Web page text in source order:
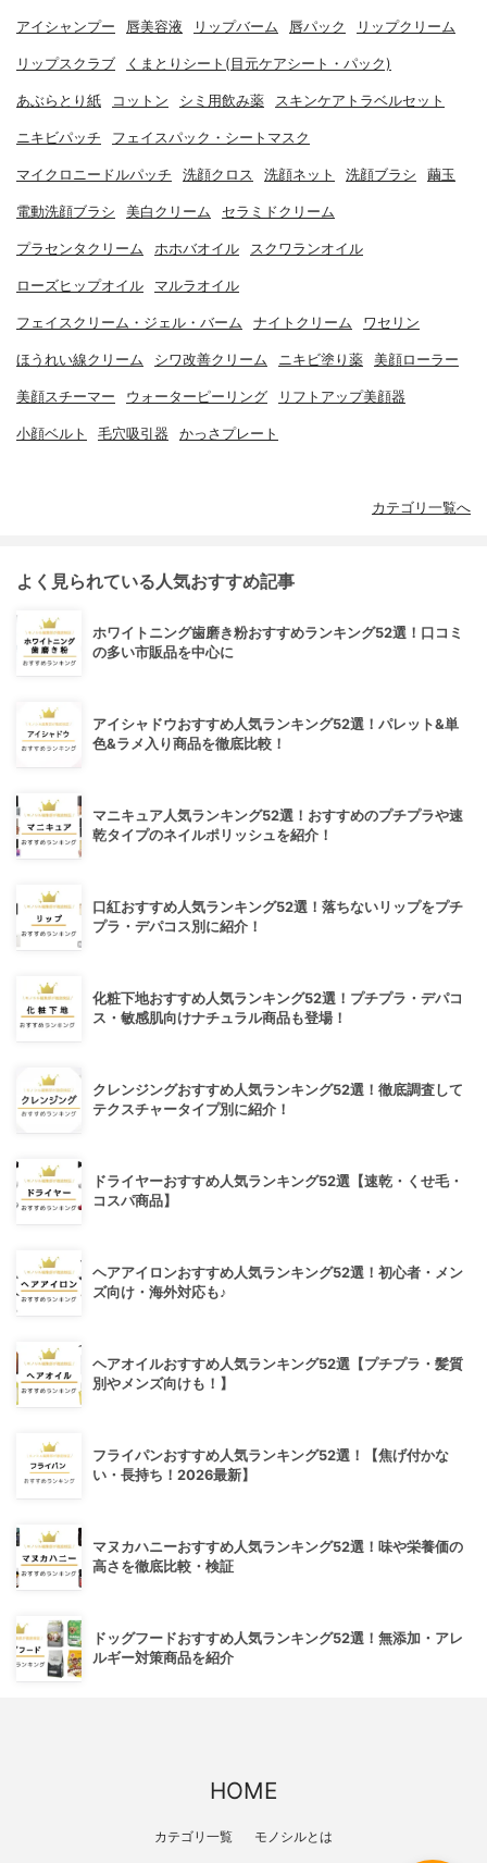
アイシャンプー 唇美容液 リップバーム 唇パック リップクリーム
リップスクラブ くまとりシート(目元ケアシート・パック)
あぶらとり紙 コットン シミ用飲み薬 スキンケアトラベルセット
ニキビパッチ フェイスパック・シートマスク
マイクロニードルパッチ 洗顔クロス 洗顔ネット 洗顔ブラシ 繭玉
電動洗顔ブラシ 美白クリーム セラミドクリーム
プラセンタクリーム ホホバオイル スクワランオイル
ローズヒップオイル マルラオイル
フェイスクリーム・ジェル・バーム ナイトクリーム ワセリン
ほうれい線クリーム シワ改善クリーム ニキビ塗り薬 美顔ローラー
美顔スチーマー ウォーターピーリング リフトアップ美顔器
小顔ベルト 毛穴吸引器 かっさプレート
カテゴリ一覧へ
よく見られている人気おすすめ記事
ホワイトニング歯磨き粉おすすめランキング52選！口コミ
の多い市販品を中心に
アイシャドウおすすめ人気ランキング52選！パレット&単
色&ラメ入り商品を徹底比較！
マニキュア人気ランキング52選！おすすめのプチプラや速
乾タイプのネイルポリッシュを紹介！
口紅おすすめ人気ランキング52選！落ちないリップをプチ
プラ・デパコス別に紹介！
化粧下地おすすめ人気ランキング52選！プチプラ・デパコ
ス・敏感肌向けナチュラル商品も登場！
クレンジングおすすめ人気ランキング52選！徹底調査して
テクスチャータイプ別に紹介！
ドライヤーおすすめ人気ランキング52選【速乾・くせ毛・
コスパ商品】
ヘアアイロンおすすめ人気ランキング52選！初心者・メン
ズ向け・海外対応も♪
ヘアオイルおすすめ人気ランキング52選【プチプラ・髪質
別やメンズ向けも！】
フライパンおすすめ人気ランキング52選！【焦げ付かな
い・長持ち！2026最新】
マヌカハニーおすすめ人気ランキング52選！味や栄養価の
高さを徹底比較・検証
ドッグフードおすすめ人気ランキング52選！無添加・アレ
ルギー対策商品を紹介
HOME
カテゴリ一覧 モノシルとは